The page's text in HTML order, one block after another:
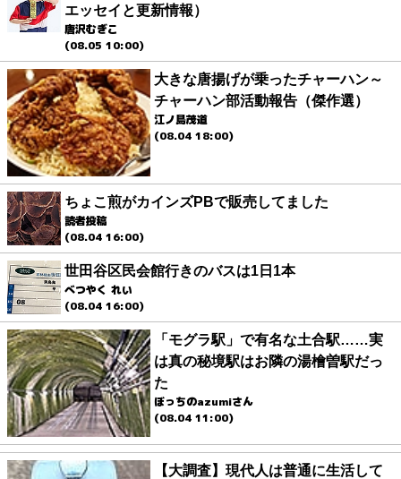
エッセイと更新情報）
唐沢むぎこ
(08.05 10:00)
大きな唐揚げが乗ったチャーハン～
チャーハン部活動報告（傑作選）
江ノ島茂道
(08.04 18:00)
ちょこ煎がカインズPBで販売してました
読者投稿
(08.04 16:00)
世田谷区民会館行きのバスは1日1本
べつやく れい
(08.04 16:00)
「モグラ駅」で有名な土合駅……実
は真の秘境駅はお隣の湯檜曽駅だっ
た
ぼっちのazumiさん
(08.04 11:00)
【大調査】現代人は普通に生活して